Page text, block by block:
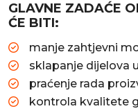
GLAVNE ZADAĆE
ĆE BITI:
manje zahtjevni
sklapanje dijelova
praćenje rada
kontrola kvalitete